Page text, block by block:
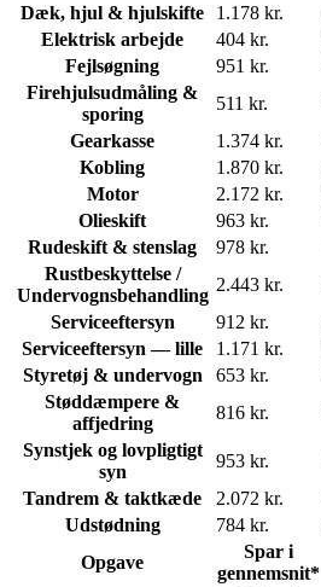
Dæk, hjul & hjulskifte
1.178 kr.
Elektrisk arbejde
404 kr.
Fejlsøgning
951 kr.
Firehjulsudmåling &
sporing
511 kr.
Gearkasse
1.374 kr.
Kobling
1.870 kr.
Motor
2.172 kr.
Olieskift
963 kr.
Rudeskift & stenslag
978 kr.
Rustbeskyttelse /
Undervognsbehandling
2.443 kr.
Serviceeftersyn
912 kr.
Serviceeftersyn — lille
1.171 kr.
Styretøj & undervogn
653 kr.
Støddæmpere &
affjedring
816 kr.
Synstjek og lovpligtigt
syn
953 kr.
Tandrem & taktkæde
2.072 kr.
Udstødning
784 kr.
Opgave
Spar i
gennemsnit*